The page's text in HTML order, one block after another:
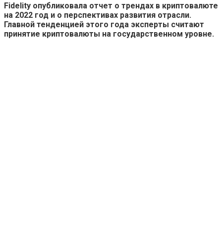
Fidelity опубликовала отчет о трендах в криптовалюте
на 2022 год и о перспективах развития отрасли.
Главной тенденцией этого года эксперты считают
принятие криптовалюты на государственном уровне.